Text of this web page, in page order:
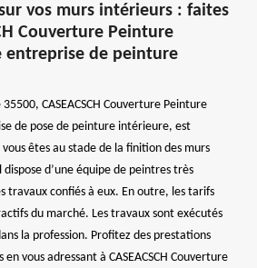
vos murs intérieurs : faites
Couverture Peinture
entreprise de peinture
CASEACSCH Couverture Peinture
de pose de peinture intérieure, est
êtes au stade de la finition des murs
d’une équipe de peintres très
travaux confiés à eux. En outre, les tarifs
du marché. Les travaux sont exécutés
la profession. Profitez des prestations
vous adressant à CASEACSCH Couverture